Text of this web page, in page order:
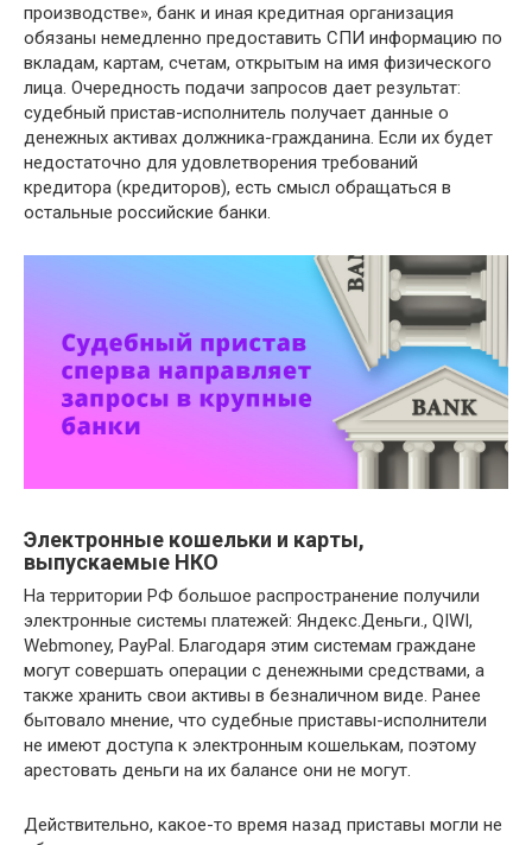
производстве», банк и иная кредитная организация
обязаны немедленно предоставить СПИ информацию по
вкладам, картам, счетам, открытым на имя физического
лица. Очередность подачи запросов дает результат:
судебный пристав-исполнитель получает данные о
денежных активах должника-гражданина. Если их будет
недостаточно для удовлетворения требований
кредитора (кредиторов), есть смысл обращаться в
остальные российские банки.
Электронные кошельки и карты,
выпускаемые НКО
На территории РФ большое распространение получили
электронные системы платежей: Яндекс.Деньги., QIWI,
Webmoney, PayPal. Благодаря этим системам граждане
могут совершать операции с денежными средствами, а
также хранить свои активы в безналичном виде. Ранее
бытовало мнение, что судебные приставы-исполнители
не имеют доступа к электронным кошелькам, поэтому
арестовать деньги на их балансе они не могут.
Действительно, какое-то время назад приставы могли не